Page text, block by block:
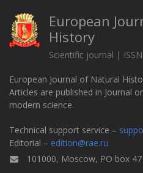
European
History
Scientific journal |
European Journal of Natural
Articles are published in Journal
modern science.
Technical support service –
Editorial – edition@rae.ru
101000, Moscow, PO box 47